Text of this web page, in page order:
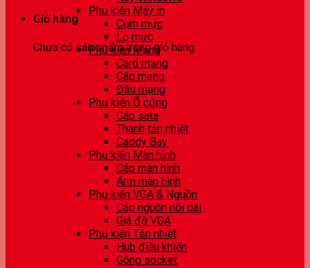
Giỏ hàng
Chưa có sản phẩm trong giỏ hàng.
Phụ kiện Máy in
Cụm mực
Lọ mực
Phụ kiện Mạng
Card mạng
Cáp mạng
Đầu mạng
Phụ kiện Ổ cứng
Cáp sata
Thanh tản nhiệt
Caddy Bay
Phụ kiện Màn hình
Cáp màn hình
Arm màn hình
Phụ kiện VGA & Nguồn
Cáp nguồn nối dài
Giá đỡ VGA
Phụ kiện Tản nhiệt
Hub điều khiển
Gông socket